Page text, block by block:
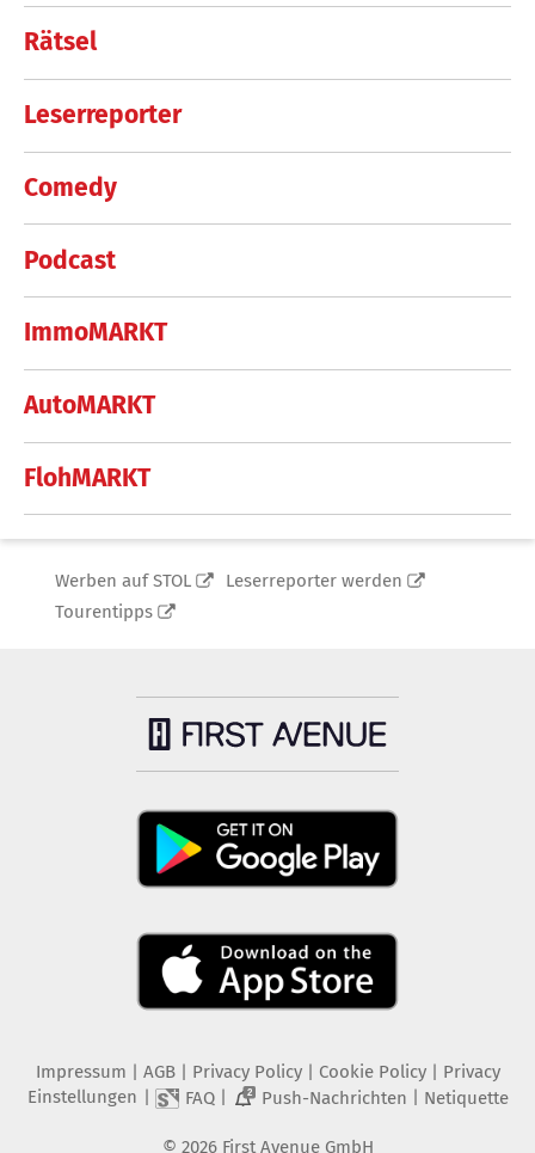
Rätsel
Leserreporter
Comedy
Podcast
ImmoMARKT
AutoMARKT
FlohMARKT
Werben auf STOL
Leserreporter werden
Tourentipps
Impressum AGB Privacy Policy| Cookie Policy| Privacy
Einstellungen
FAQ| 2 Push-Nachrichten Netiquette
© 2026 First Avenue GmbH